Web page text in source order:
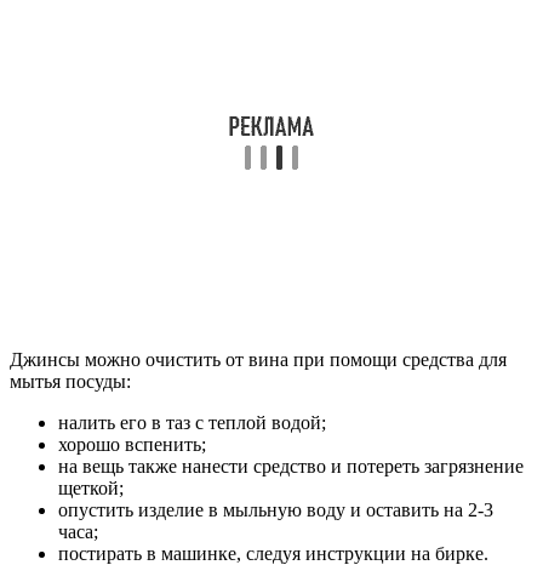
Джинсы можно очистить от вина при помощи средства для
мытья посуды:
налить его в таз с теплой водой;
хорошо вспенить;
на вещь также нанести средство и потереть загрязнение
щеткой;
опустить изделие в мыльную воду и оставить на 2-3
часа;
постирать в машинке, следуя инструкции на бирке.